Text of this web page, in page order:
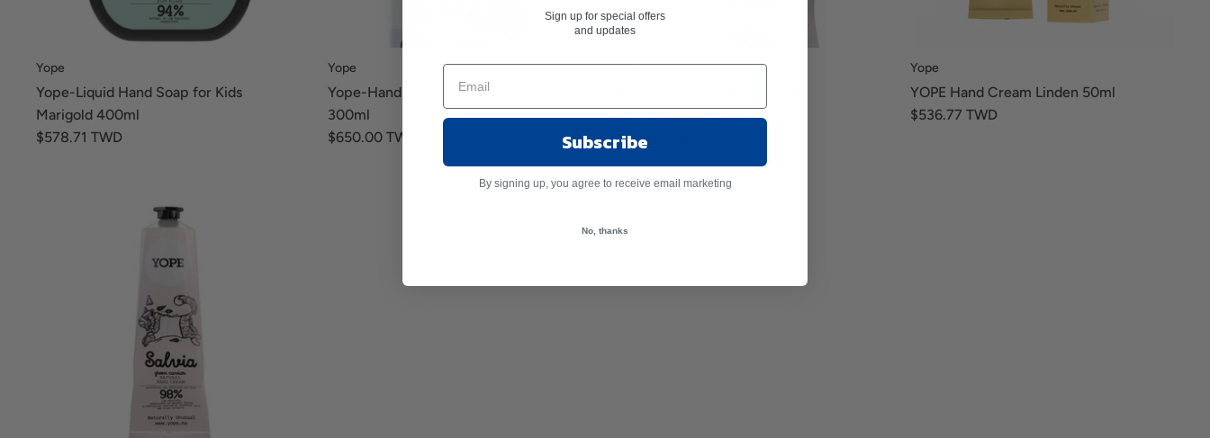
Yope
Yope-Liquid Hand Soap for Kids
Marigold 400ml
$578.71 TWD
Yope
Yope-Hand & Body Lotion Fig Tree
300ml
$650.00 TWD
Yope
Sandalwood 100ml
$691.93 TWD
Yope
YOPE Hand Cream Linden 50ml
$536.77 TWD
Sign up for special offers
and updates
Subscribe
By signing up, you agree to receive email marketing
No, thanks